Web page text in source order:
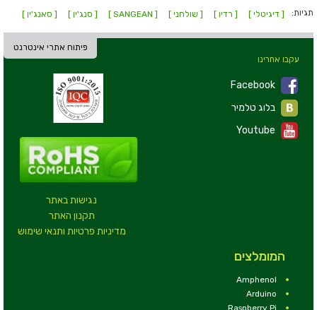
תגיות: [ דיגיטלי ] [ רדיו ] [ שולחני ] [ SANGEAN ] [ סנג'ין ] [ סאנג'ין ]
פיתוח אתרי אינטרנט
נגישות באתר
תקנון האתר
מדיניות פרטיות ותנאי שימוש
עקבו אחרינו
Facebook
Youtube
המומלצים
Amphenol
Arduino
Raspberry Pi